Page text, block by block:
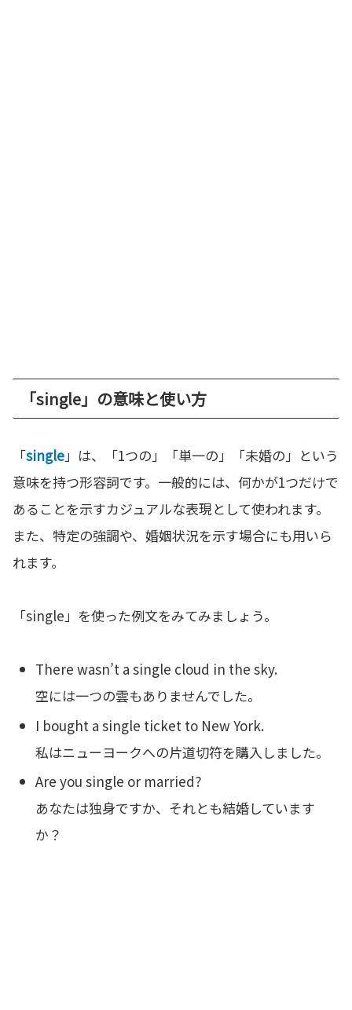
「single」の意味と使い方
「single」は、「1つの」「単一の」「未婚の」という
意味を持つ形容詞です。一般的には、何かが1つだけで
あることを示すカジュアルな表現として使われます。
また、特定の強調や、婚姻状況を示す場合にも用いら
れます。
「single」を使った例文をみてみましょう。
There wasn’t a single cloud in the sky.
空には一つの雲もありませんでした。
I bought a single ticket to New York.
私はニューヨークへの片道切符を購入しました。
Are you single or married?
あなたは独身ですか、それとも結婚しています
か？